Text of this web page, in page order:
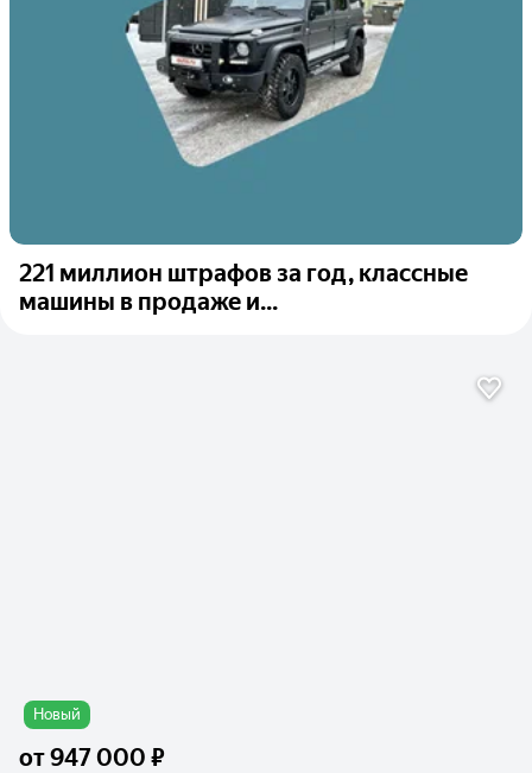
221 миллион штрафов за год, классные
машины в продаже и...
Новый
от947 000 ₽